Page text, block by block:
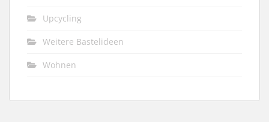
Upcycling
Weitere Bastelideen
Wohnen